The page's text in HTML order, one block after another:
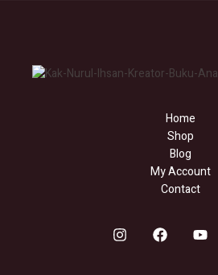
Home
Shop
Blog
My Account
Contact